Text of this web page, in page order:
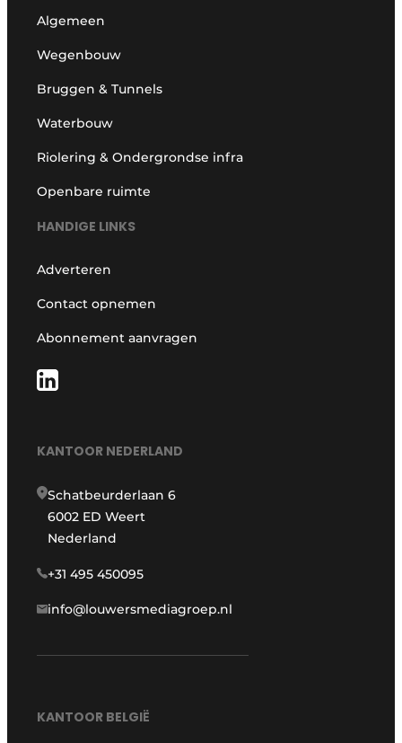
Algemeen
Wegenbouw
Bruggen & Tunnels
Waterbouw
Riolering & Ondergrondse infra
Openbare ruimte
HANDIGE LINKS
Adverteren
Contact opnemen
Abonnement aanvragen
KANTOOR NEDERLAND
Schatbeurderlaan 6
6002 ED Weert
Nederland
+31 495 450095
info@louwersmediagroep.nl
KANTOOR BELGIË